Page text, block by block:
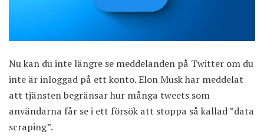
Nu kan du inte längre se meddelanden på Twitter om du
inte är inloggad på ett konto. Elon Musk har meddelat
att tjänsten begränsar hur många tweets som
användarna får se i ett försök att stoppa så kallad ”data
scraping”.